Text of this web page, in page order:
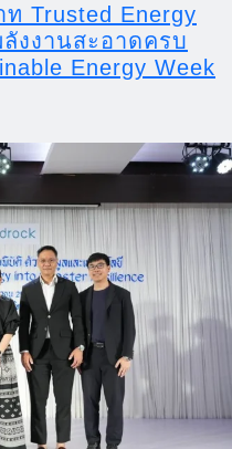
Trusted Energy
งงานสะอาดครบ
Energy Week